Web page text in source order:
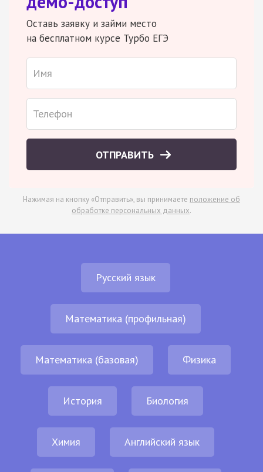
Оставь заявку и займи место
на бесплатном курсе Турбо ЕГЭ
ОТПРАВИТЬ
Нажимая на кнопку «Отправить», вы принимаете положение об
обработке персональных данных.
Русский язык
Математика (профильная)
Математика (базовая) Физика
История Биология
Химия Английский язык